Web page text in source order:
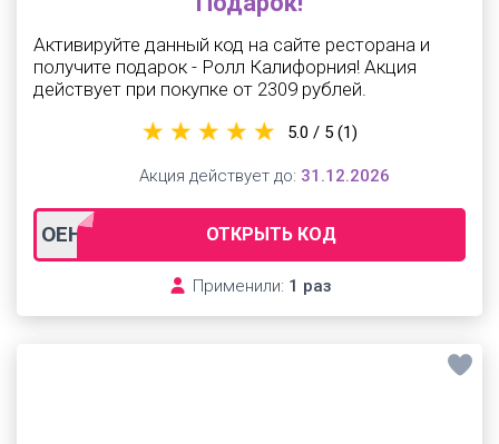
Активируйте данный код на сайте ресторана и
получите подарок - Ролл Калифорния! Акция
действует при покупке от 2309 рублей.
OEH09672 ОТКРЫТЬ КОД
Применили: 1 раз
5.0 / 5 (1)
Акция действует до: 31.12.2026